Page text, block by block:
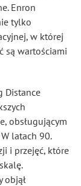
Enron
tylko
w której
są wartościami
Distance
obsługującym
latach 90.
i przejęć, które
objął